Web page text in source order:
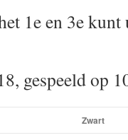
1e en 3e
gespeeld op
Zwart